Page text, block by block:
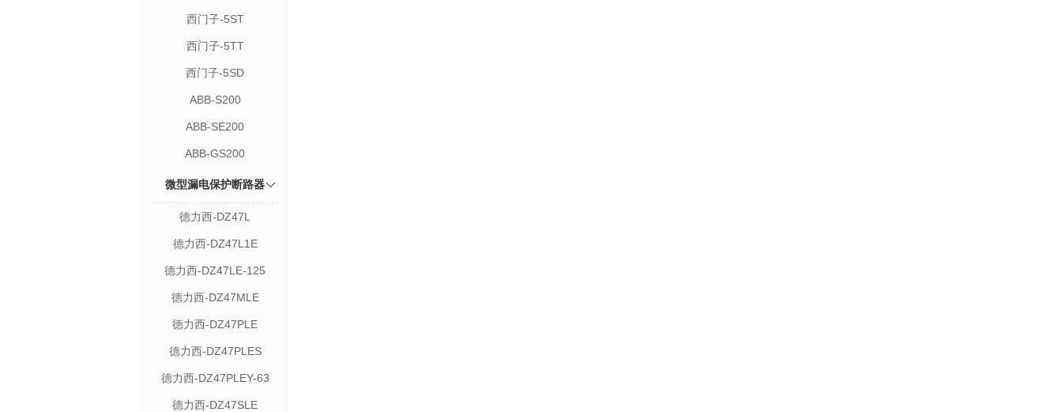
西门子-5ST
西门子-5TT
西门子-5SD
ABB-S200
ABB-SE200
ABB-GS200
微型漏电保护断路器
德力西-DZ47L
德力西-DZ47L1E
德力西-DZ47LE-125
德力西-DZ47MLE
德力西-DZ47PLE
德力西-DZ47PLES
德力西-DZ47PLEY-63
德力西-DZ47SLE